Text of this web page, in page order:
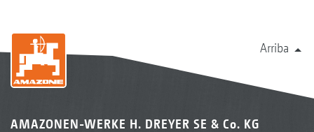
Arriba
AMAZONEN-WERKE H. DREYER SE & Co. KG